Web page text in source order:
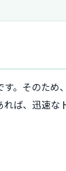
。そのた
ば、迅速な